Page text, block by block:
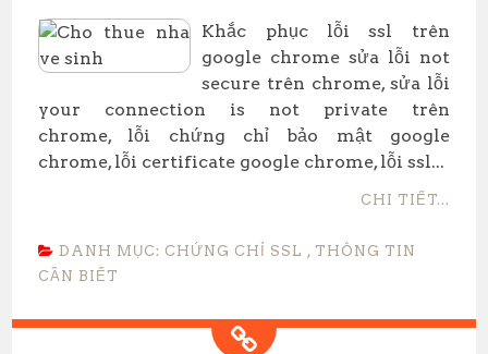
​Khắc phục lỗi ssl trên
google chrome sửa lỗi not
secure trên chrome, sửa lỗi
your connection is not private trên
chrome, lỗi chứng chỉ bảo mật google
chrome, lỗi certificate google chrome, lỗi ssl...
CHI TIẾT...
DANH MỤC: CHỨNG CHỈ SSL , THÔNG TIN
CẦN BIẾT